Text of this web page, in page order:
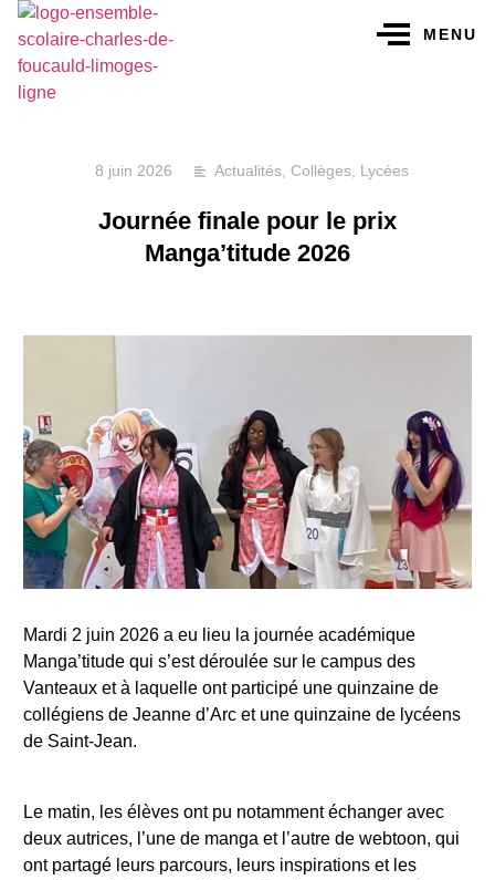
MENU
8 juin 2026 Actualités Collèges Lycées
Journée finale pour le prix
Manga’titude 2026
Mardi 2 juin 2026 a eu lieu la journée académique
Manga’titude qui s’est déroulée sur le campus des
Vanteaux et à laquelle ont participé une quinzaine de
collégiens de Jeanne d’Arc et une quinzaine de lycéens
de Saint-Jean.
Le matin, les élèves ont pu notamment échanger avec
deux autrices, l’une de manga et l’autre de webtoon, qui
ont partagé leurs parcours, leurs inspirations et les